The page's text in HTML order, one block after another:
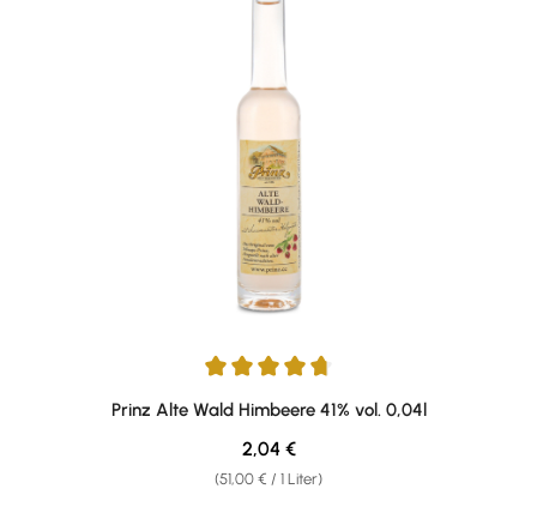
Durchschnittliche Bewertung von 4.75 von 5 Sternen
Prinz Alte Wald Himbeere 41% vol. 0,04l
(51,00 € / 1 Liter)
Regulärer Preis:
2,04 €